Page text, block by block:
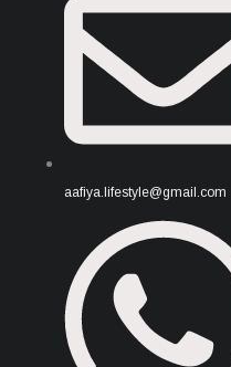
aafiya.lifestyle@gmail.com